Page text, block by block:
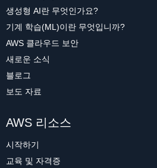
생성형 AI란 무엇인가요?
기계 학습(ML)이란 무엇입니까?
AWS 클라우드 보안
새로운 소식
블로그
보도 자료
AWS 리소스
시작하기
교육 및 자격증